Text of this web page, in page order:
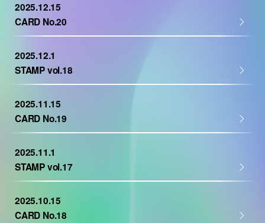
2025.12.15
CARD No.20
2025.12.1
STAMP vol.18
2025.11.15
CARD No.19
2025.11.1
STAMP vol.17
2025.10.15
CARD No.18